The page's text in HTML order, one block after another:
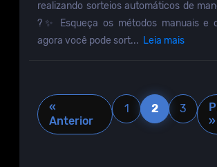
realizando sorteios automáticos de
?✨ Esqueça os métodos manuais e
agora você pode sort... Leia mais
«
Anterior
1 2 3
»